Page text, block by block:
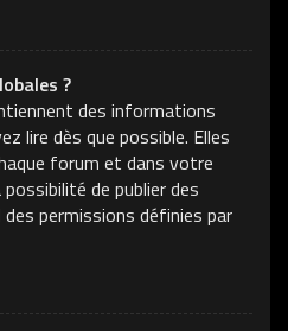
?
des informations
lire dès que possible. Elles
forum et dans votre
de publier des
permissions définies par